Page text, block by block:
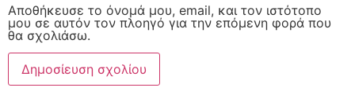
Αποθήκευσε το όνομά μου, email, και τον ιστότοπο
μου σε αυτόν τον πλοηγό για την επόμενη φορά που
θα σχολιάσω.